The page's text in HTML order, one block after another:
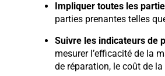
Impliquer toutes les
parties prenantes telles
Suivre les indicateurs de
mesurer l’efficacité de la
de réparation, le coût de